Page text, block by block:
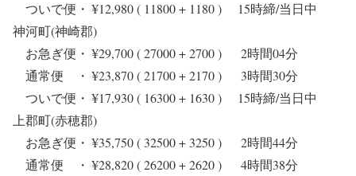
ついで便・ ¥12,980 ( 11800 + 1180 ) 15時締/当日中
神河町(神崎郡)
お急ぎ便・ ¥29,700 ( 27000 + 2700 ) 2時間04分
通常便 ・ ¥23,870 ( 21700 + 2170 ) 3時間30分
ついで便・ ¥17,930 ( 16300 + 1630 ) 15時締/当日中
上郡町(赤穂郡)
お急ぎ便・ ¥35,750 ( 32500 + 3250 ) 2時間44分
通常便 ・ ¥28,820 ( 26200 + 2620 ) 4時間38分